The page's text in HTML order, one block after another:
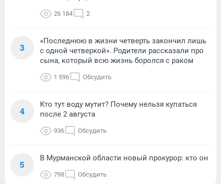
26 184 2
3
«Последнюю в жизни четверть закончил лишь
с одной четверкой». Родители рассказали про
сына, который всю жизнь боролся с раком
1 596 Обсудить
4
Кто тут воду мутит? Почему нельзя купаться
после 2 августа
936 Обсудить
5
В Мурманской области новый прокурор: кто он
798 Обсудить